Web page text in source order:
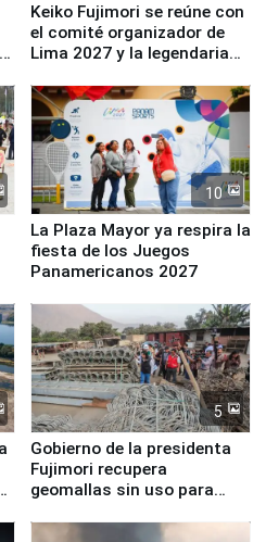
Keiko Fujimori se reúne con
el comité organizador de
Lima 2027 y la legendaria
10
La Plaza Mayor ya respira la
fiesta de los Juegos
Panamericanos 2027
5
Gobierno de la presidenta
Fujimori recupera
geomallas sin uso para
Fenómeno El Niño